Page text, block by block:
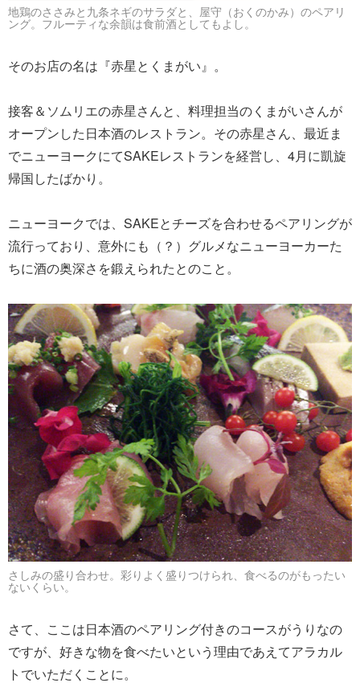
地鶏のささみと九条ネギのサラダと、屋守（おくのかみ）のペアリ
ング。フルーティな余韻は食前酒としてもよし。
そのお店の名は『赤星とくまがい』。
接客＆ソムリエの赤星さんと、料理担当のくまがいさんが
オープンした日本酒のレストラン。その赤星さん、最近ま
でニューヨークにてSAKEレストランを経営し、4月に凱旋
帰国したばかり。
ニューヨークでは、SAKEとチーズを合わせるペアリングが
流行っており、意外にも（？）グルメなニューヨーカーた
ちに酒の奥深さを鍛えられたとのこと。
さしみの盛り合わせ。彩りよく盛りつけられ、食べるのがもったい
ないくらい。
さて、ここは日本酒のペアリング付きのコースがうりなの
ですが、好きな物を食べたいという理由であえてアラカル
トでいただくことに。